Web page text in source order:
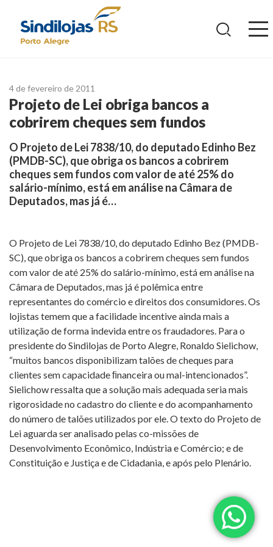
4 de fevereiro de 2011
Projeto de Lei obriga bancos a
cobrirem cheques sem fundos
O Projeto de Lei 7838/10, do deputado Edinho Bez
(PMDB-SC), que obriga os bancos a cobrirem
cheques sem fundos com valor de até 25% do
salário-mínimo, está em análise na Câmara de
Deputados, mas já é…
O Projeto de Lei 7838/10, do deputado Edinho Bez (PMDB-
SC), que obriga os bancos a cobrirem cheques sem fundos
com valor de até 25% do salário-mínimo, está em análise na
Câmara de Deputados, mas já é polêmica entre
representantes do comércio e direitos dos consumidores. Os
lojistas temem que a facilidade incentive ainda mais a
utilização de forma indevida entre os fraudadores. Para o
presidente do Sindilojas de Porto Alegre, Ronaldo Sielichow,
“muitos bancos disponibilizam talões de cheques para
clientes sem capacidade ﬁnanceira ou mal-intencionados”.
Sielichow ressalta que a solução mais adequada seria mais
rigorosidade no cadastro do cliente e do acompanhamento
do número de talões utilizados por ele. O texto do Projeto de
Lei aguarda ser analisado pelas co-missões de
Desenvolvimento Econômico, Indústria e Comércio; e de
Constituição e Justiça e de Cidadania, e após pelo Plenário.